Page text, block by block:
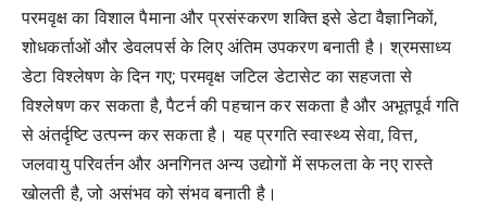
परमवृक्ष का विशाल पैमाना और प्रसंस्करण शक्ति इसे डेटा वैज्ञानिकों,
शोधकर्ताओं और डेवलपर्स के लिए अंतिम उपकरण बनाती है। श्रमसाध्य
डेटा विश्लेषण के दिन गए; परमवृक्ष जटिल डेटासेट का सहजता से
विश्लेषण कर सकता है, पैटर्न की पहचान कर सकता है और अभूतपूर्व गति
से अंतर्दृष्टि उत्पन्न कर सकता है। यह प्रगति स्वास्थ्य सेवा, वित्त,
जलवायु परिवर्तन और अनगिनत अन्य उद्योगों में सफलता के नए रास्ते
खोलती है, जो असंभव को संभव बनाती है।